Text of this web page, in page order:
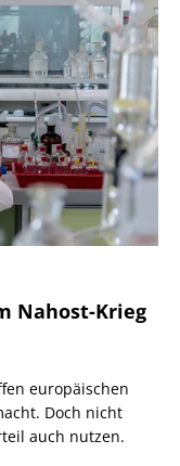
Nahost-Krieg
europäischen
Doch nicht
auch nutzen.